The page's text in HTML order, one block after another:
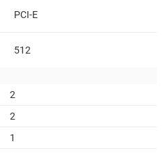
PCI-E
512
2
2
1